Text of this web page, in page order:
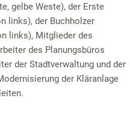
gelbe Weste), der Erste
links), der Buchholzer
links), Mitglieder des
des Planungsbüros
der Stadtverwaltung und der
der Kläranlage